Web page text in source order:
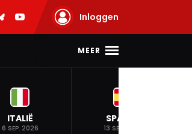
Inloggen
MEER
ITALIË
6 SEP. 2026
SPANJE
13 SEP. 2026